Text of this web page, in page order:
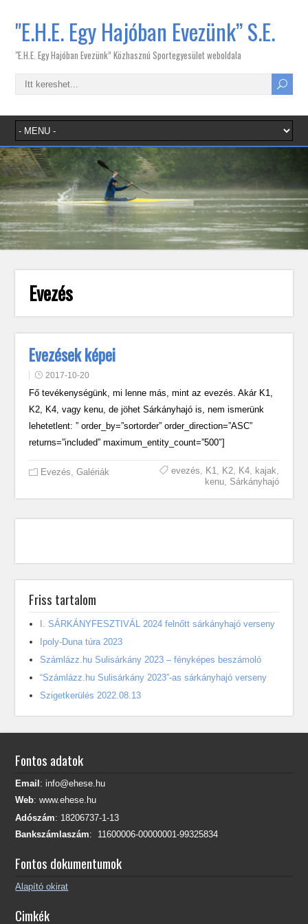
"E.H.E. Egy Hajóban Evezünk” S.E.
"E.H.E. Egy Hajóban Evezünk” Közhasznú Sportegyesület weboldala
Evezés
Evezések képei
2017-10-20
Fő tevékenységünk, mi lenne más, mint az evezés. Akár K1,
K2, K4, vagy kenu, de jöhet Sárkányhajó is, nem ismerünk
lehetetlent: ” order_by=”sortorder” order_direction=”ASC”
returns=”included” maximum_entity_count=”500″]
Evezés,Galériák evezés, K1, K2, K4, kajak,
kenu, Sárkányhajó
Friss tartalom
I. SÁRKÁNYFESZTIVÁL 2024 felnőtt sárkányhajó verseny
Ipoly-Duna túra 2023
Számlázz.hu Sulisárkány 2023 – fényképes beszámoló
“Számlázz.hu Sulisárkány 2023”-as sárkányhajó verseny
Szigetkerülés 2022.08.13
Fontos adatok
Email : info@ehese.hu
Web: www.ehese.hu
Adószám: 18206737-1-13
Bankszámlaszám: 11600006-00000001-99325834
Fontos dokumentumok
Alapító okirat
Cimkék